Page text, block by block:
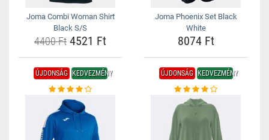
Joma Combi Woman Shirt
Black S/S
4400 Ft 4521 Ft
Joma Phoenix Set Black
White
8074 Ft
ÚJDONSÁG KEDVEZMÉNY ÚJDONSÁG KEDVEZMÉNY